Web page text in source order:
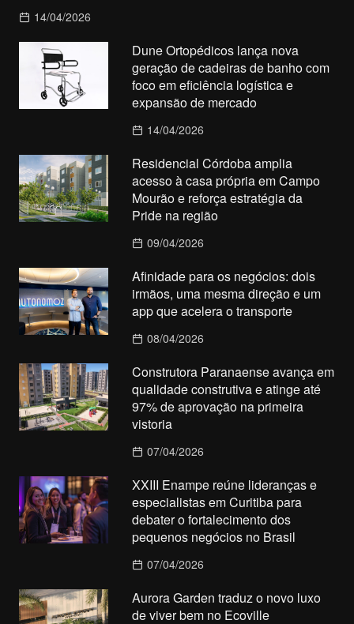
14/04/2026
Dune Ortopédicos lança nova
geração de cadeiras de banho com
foco em eficiência logística e
expansão de mercado
14/04/2026
Residencial Córdoba amplia
acesso à casa própria em Campo
Mourão e reforça estratégia da
Pride na região
09/04/2026
Afinidade para os negócios: dois
irmãos, uma mesma direção e um
app que acelera o transporte
08/04/2026
Construtora Paranaense avança em
qualidade construtiva e atinge até
97% de aprovação na primeira
vistoria
07/04/2026
XXIII Enampe reúne lideranças e
especialistas em Curitiba para
debater o fortalecimento dos
pequenos negócios no Brasil
07/04/2026
Aurora Garden traduz o novo luxo
de viver bem no Ecoville